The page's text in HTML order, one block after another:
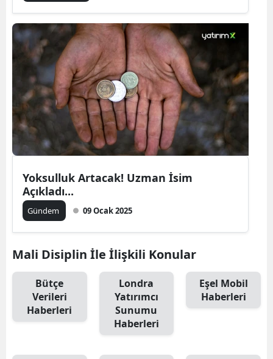
Yoksulluk Artacak! Uzman İsim
Açıkladı...
Gündem 09 Ocak 2025
Mali Disiplin İle İlişkili Konular
Bütçe
Verileri
Haberleri
Londra
Yatırımcı
Sunumu
Haberleri
Eşel Mobil
Haberleri